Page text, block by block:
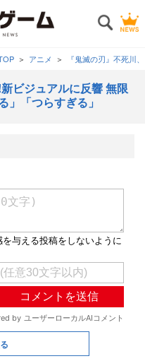
アニメ 『鬼滅の刃』不死川
ビジュアルに反響 無限
」「つらすぎる」